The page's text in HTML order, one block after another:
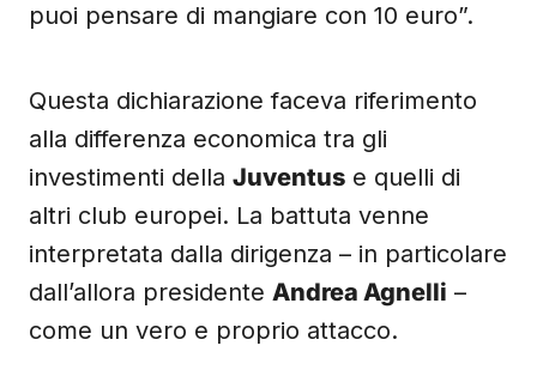
puoi pensare di mangiare con 10 euro”.
Questa dichiarazione faceva riferimento
alla differenza economica tra gli
investimenti della Juventus e quelli di
altri club europei. La battuta venne
interpretata dalla dirigenza – in particolare
dall’allora presidente Andrea Agnelli –
come un vero e proprio attacco.